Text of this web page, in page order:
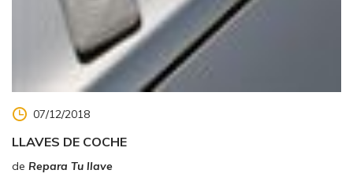
07/12/2018
LLAVES DE COCHE
de Repara Tu llave